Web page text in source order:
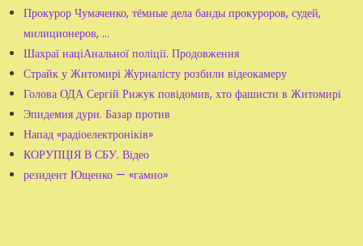
Прокурор Чумаченко, тёмные дела банды прокуроров, судей,
милиционеров, ...
Шахраї націАнальної поліції. Продовження
Страйк у Житомирі Журналісту розбили відеокамеру
Голова ОДА Сергій Рижук повідомив, хто фашисти в Житомирі
Эпидемия дури. Базар против
Напад «радіоелектроніків»
КОРУПЦІЯ В СБУ. Відео
резидент Ющенко — «гамно»